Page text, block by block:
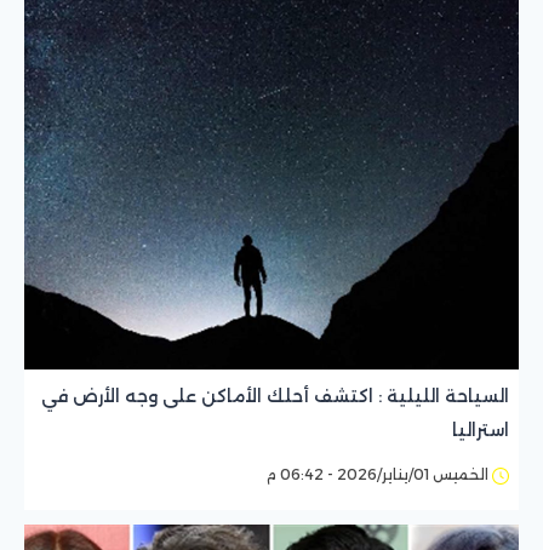
السياحة الليلية : اكتشف أحلك الأماكن على وجه الأرض في
استراليا
الخميس 01/يناير/2026 - 06:42 م